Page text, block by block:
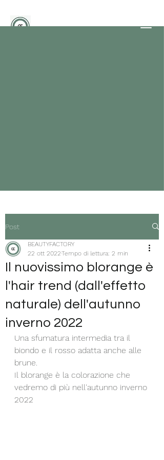
Post
Il nuovissimo blorange è
l'hair trend (dall'effetto
naturale) dell'autunno
inverno 2022
BEAUTYFACTORY
22 ott 2022Tempo di lettura: 2 min
Una sfumatura intermedia tra il
biondo e il rosso adatta anche alle
brune.
Il blorange è la colorazione che
vedremo di più nell'autunno inverno
2022